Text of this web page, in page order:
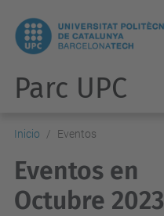
Parc UPC
Inicio Eventos
Eventos en
Octubre 2023